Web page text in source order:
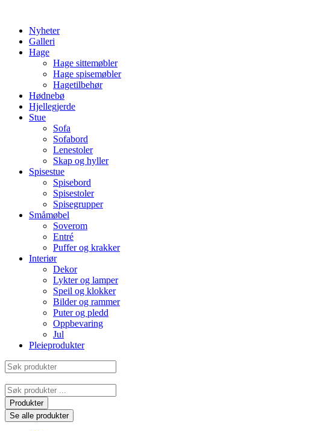
contentNyheter
Galleri
Hage
Hage sittemøbler
Hage spisemøbler
Hagetilbehør
Hødnebø
Hjellegjerde
Stue
Sofa
Sofabord
Lenestoler
Skap og hyller
Spisestue
Spisebord
Spisestoler
Spisegrupper
Småmøbel
Soverom
Entré
Puffer og krakker
Interiør
Dekor
Lykter og lamper
Speil og klokker
Bilder og rammer
Puter og pledd
Oppbevaring
Jul
Pleieprodukter
Søk
produkter
Search
...Produkter
Se alle produkter